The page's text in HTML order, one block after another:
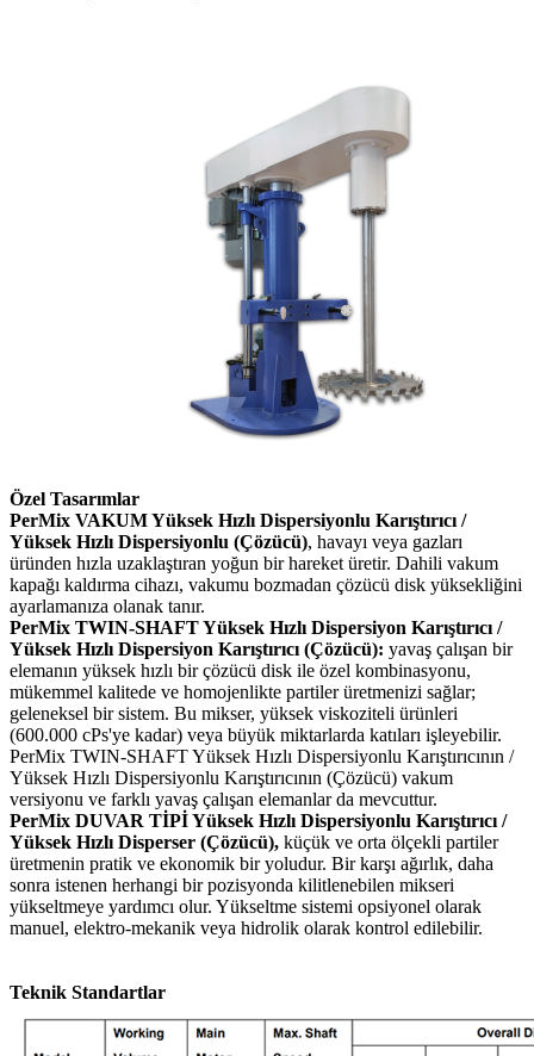
Özel Tasarımlar
PerMix VAKUM Yüksek Hızlı Dispersiyonlu Karıştırıcı /
Yüksek Hızlı Dispersiyonlu (Çözücü), havayı veya gazları
üründen hızla uzaklaştıran yoğun bir hareket üretir. Dahili vakum
kapağı kaldırma cihazı, vakumu bozmadan çözücü disk yüksekliğini
ayarlamanıza olanak tanır.
PerMix TWIN-SHAFT Yüksek Hızlı Dispersiyon Karıştırıcı /
Yüksek Hızlı Dispersiyon Karıştırıcı (Çözücü): yavaş çalışan bir
elemanın yüksek hızlı bir çözücü disk ile özel kombinasyonu,
mükemmel kalitede ve homojenlikte partiler üretmenizi sağlar;
geleneksel bir sistem. Bu mikser, yüksek viskoziteli ürünleri
(600.000 cPs'ye kadar) veya büyük miktarlarda katıları işleyebilir.
PerMix TWIN-SHAFT Yüksek Hızlı Dispersiyonlu Karıştırıcının /
Yüksek Hızlı Dispersiyonlu Karıştırıcının (Çözücü) vakum
versiyonu ve farklı yavaş çalışan elemanlar da mevcuttur.
PerMix DUVAR TİPİ Yüksek Hızlı Dispersiyonlu Karıştırıcı /
Yüksek Hızlı Disperser (Çözücü), küçük ve orta ölçekli partiler
üretmenin pratik ve ekonomik bir yoludur. Bir karşı ağırlık, daha
sonra istenen herhangi bir pozisyonda kilitlenebilen mikseri
yükseltmeye yardımcı olur. Yükseltme sistemi opsiyonel olarak
manuel, elektro-mekanik veya hidrolik olarak kontrol edilebilir.
Teknik Standartlar